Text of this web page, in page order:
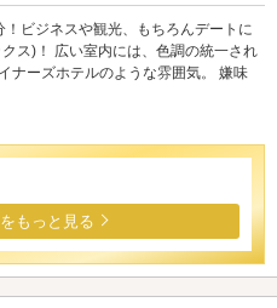
ビジネスや観光、もちろんデートに
ス)！ 広い室内には、色調の統一され
ナーズホテルのような雰囲気。 嫌味
もっと見る